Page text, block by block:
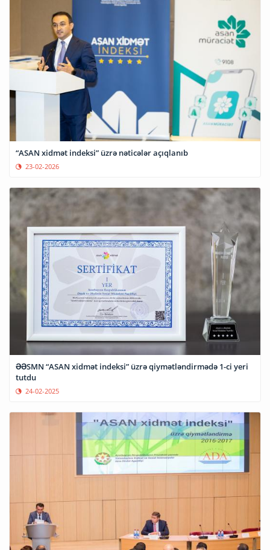
“ASAN xidmət indeksi” üzrə nəticələr açıqlanıb
23-02-2026
ƏƏSMN “ASAN xidmət indeksi” üzrə qiymətləndirmədə 1-ci yeri
tutdu
24-02-2025